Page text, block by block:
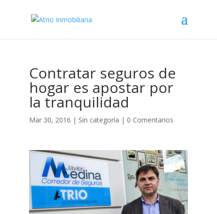
Contratar seguros de
hogar es apostar por
la tranquilidad
Mar 30, 2016 | Sin categoría | 0 Comentarios